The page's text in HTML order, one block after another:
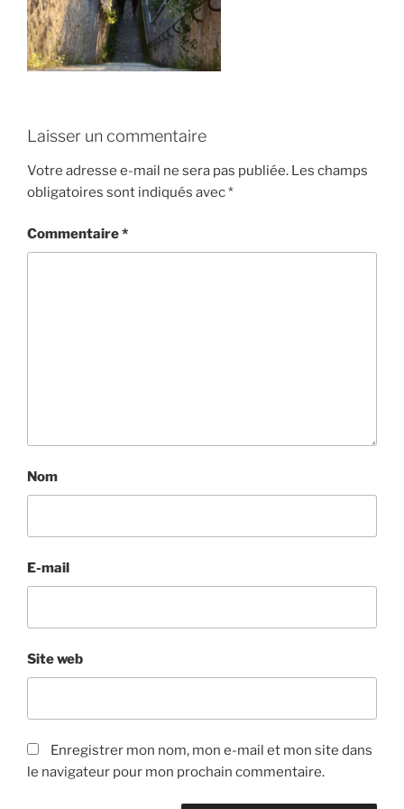
Laisser un commentaire
Votre adresse e-mail ne sera pas publiée. Les champs
obligatoires sont indiqués avec*
Commentaire*
Nom
E-mail
Site web
Enregistrer mon nom, mon e-mail et mon site dans
le navigateur pour mon prochain commentaire.